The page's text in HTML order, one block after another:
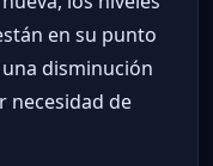
en su punto
disminución
necesidad de